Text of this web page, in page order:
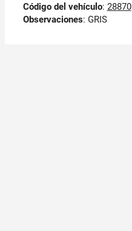
Código del vehículo: 28870
Observaciones: GRIS